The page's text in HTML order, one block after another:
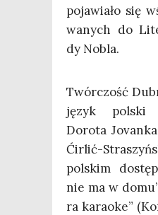
poja­wia­ło się
wa­nych do
dy Nobla.
Twór­czość
język pol­ski
Doro­ta
Ćir­lić-
pol­skim
nie ma w
ra kara­oke”